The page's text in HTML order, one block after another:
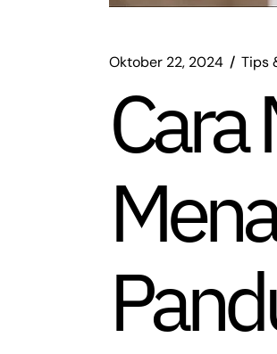
Oktober 22, 2024 Tips